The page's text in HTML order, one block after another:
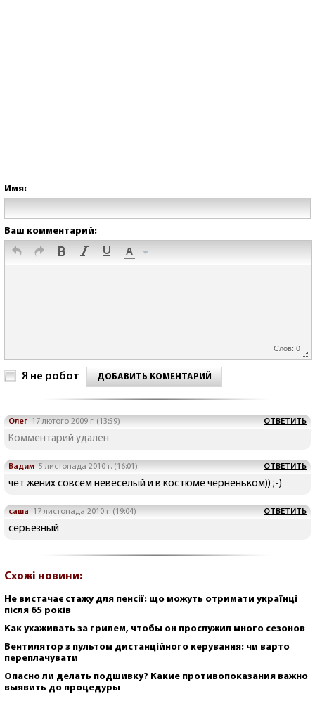
Имя:
Ваш комментарий:
Слов: 0
Я не робот ДОБАВИТЬ КОМЕНТАРИЙ
Олег 17 лютого 2009 г. (13:59) ОТВЕТИТЬ
Комментарий удален
Вадим 5 листопада 2010 г. (16:01) ОТВЕТИТЬ
чет жених совсем невеселый и в костюме черненьком)) ;-)
саша 17 листопада 2010 г. (19:04) ОТВЕТИТЬ
серьёзный
Схожі новини:
Не вистачає стажу для пенсії: що можуть отримати українці
після 65 років
Как ухаживать за грилем, чтобы он прослужил много сезонов
Вентилятор з пультом дистанційного керування: чи варто
переплачувати
Опасно ли делать подшивку? Какие противопоказания важно
выявить до процедуры